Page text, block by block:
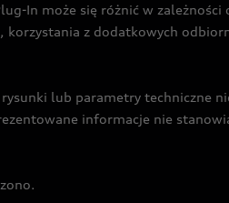
In może się różnić w
korzystania z dodatkowych
lub parametry techniczne
informacje nie